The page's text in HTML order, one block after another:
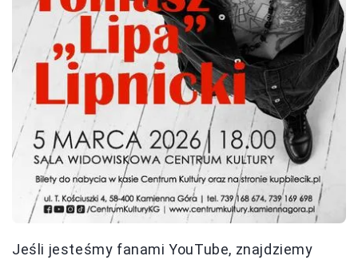
Jeśli jesteśmy fanami YouTube, znajdziemy